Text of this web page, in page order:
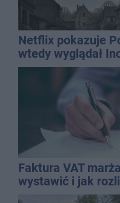
Netflix pokazuje
wtedy wyglądał
Faktura VAT
wystawić i jak